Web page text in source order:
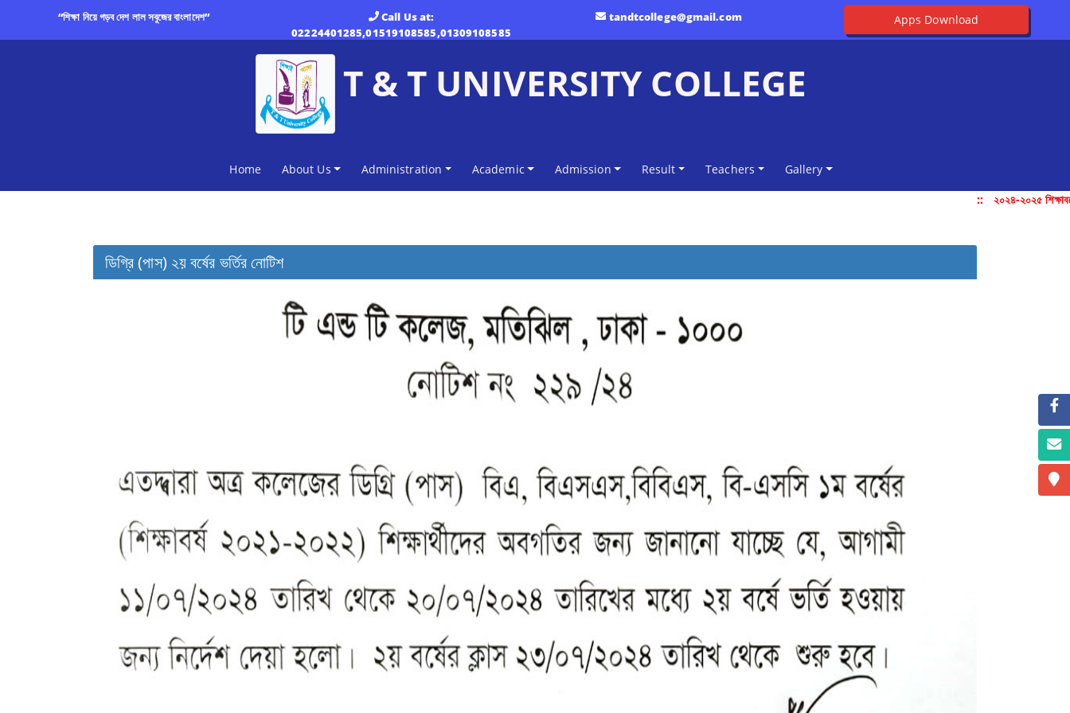
“শিক্ষা নিয়ে গড়ব দেশ লাল সবুজের বাংলাদেশ”
Call Us at:
02224401285,01519108585,01309108585
tandtcollege@gmail.com Apps Download
T & T UNIVERSITY COLLEGE
Home(current)
About Us Administration Academic Admission Result Teachers
Gallery
::
২০২৪-২০২৫
ডিগ্রি (পাস) ২য় বর্ষের ভর্তির নোটিশ